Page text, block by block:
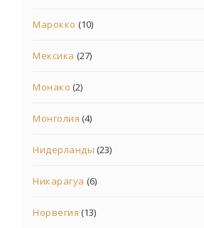
Марокко (10)
Мексика (27)
Монако (2)
Монголия (4)
Нидерланды (23)
Никарагуа (6)
Норвегия (13)